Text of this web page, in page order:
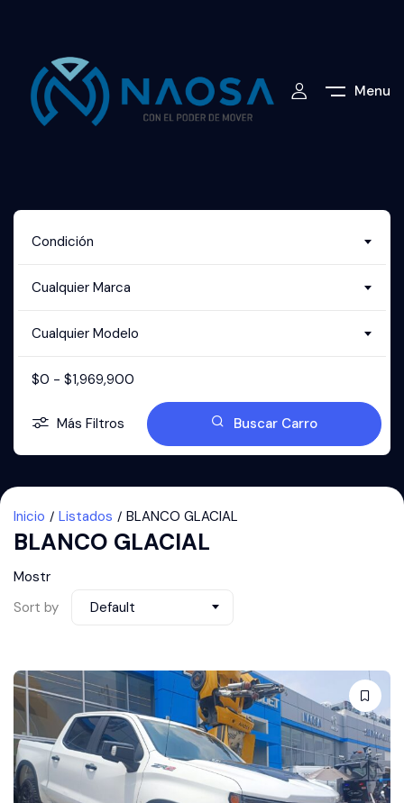
Menu
Condición
Cualquier Marca
Cualquier Modelo
$0 - $1,969,900
Más Filtros Buscar Carro
Inicio Listados BLANCO GLACIAL
BLANCO GLACIAL
Mostr
Sort by
Default